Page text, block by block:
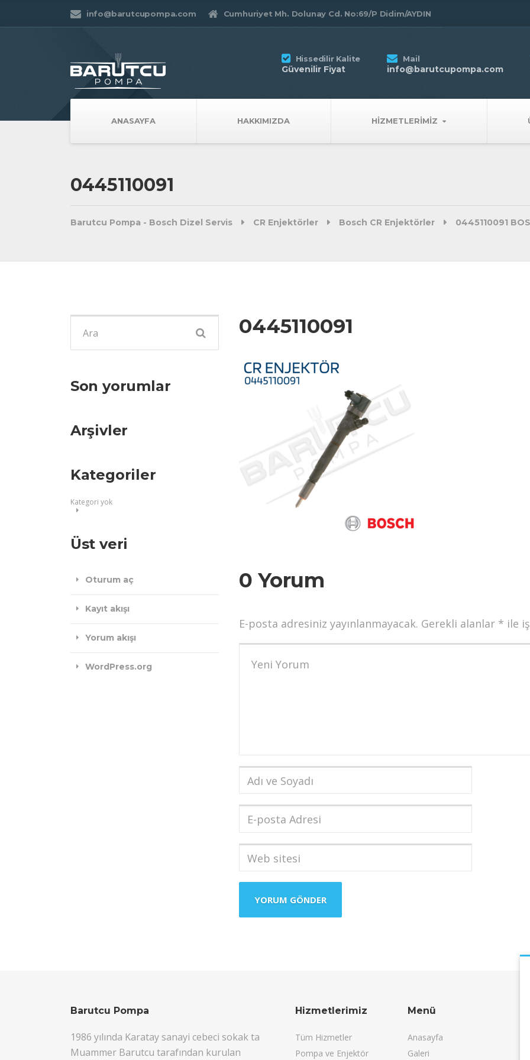
info@barutcupompa.com Cumhuriyet Mh. Dolunay Cd. No:69/P Didim/AYDIN
ANASAYFA HAKKIMIZDA HIZMETLERIMIZ
Hissedilir Kalite
Güvenilir Fiyat
Mail
info@barutcupompa.com
0445110091
Barutcu Pompa - Bosch Dizel Servis CR Enjektörler Bosch CR Enjektörler 0445110091
0445110091
0 Yorum
E-posta adresiniz yayınlanmayacak. Gerekli alanlar * ile
Adı
Soyadı*
Adresi*
Web
ara:
Son yorumlar
Arşivler
Kategoriler
Kategori yok
Üst veri
Oturum aç
Kayıt akışı
Yorum akışı
WordPress.org
Barutcu Pompa
1986 yılında Karatay sanayi cebeci sokak ta
Muammer Barutcu tarafından kurulan
Hizmetlerimiz
Tüm Hizmetler
Pompa ve Enjektör
Menü
Anasayfa
Galeri